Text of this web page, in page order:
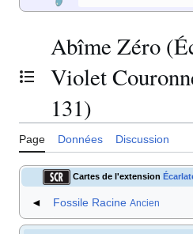
Basculer la table des matières
Abîme Zéro
Violet
131)
Page Données Discussion
Cartes de l'extension
◄ Fossile Racine Ancien